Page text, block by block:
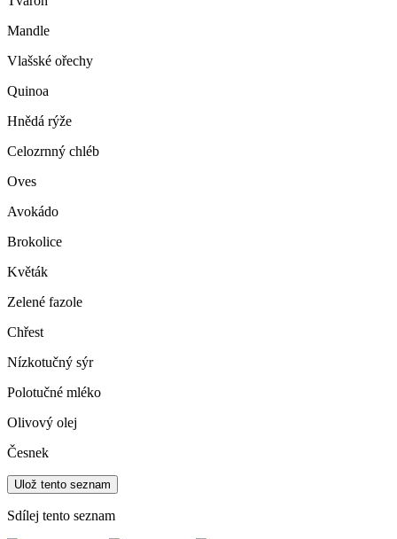
Mandle
Vlašské ořechy
Quinoa
Hnědá rýže
Celozrnný chléb
Oves
Avokádo
Brokolice
Květák
Zelené fazole
Chřest
Nízkotučný sýr
Polotučné mléko
Olivový olej
Česnek
Ulož tento seznam
Sdílej tento seznam